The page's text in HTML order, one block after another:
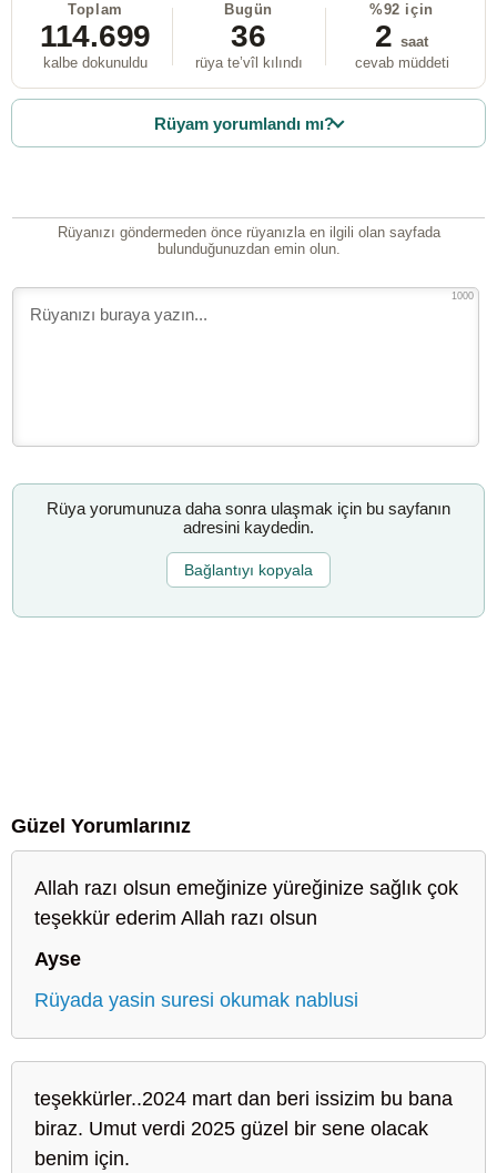
Toplam
114.699
kalbe dokunuldu
Bugün
36
rüya te’vîl kılındı
%92 için
2 saat
cevab müddeti
Rüyam yorumlandı mı?
Rüyanızı göndermeden önce rüyanızla en ilgili olan sayfada
bulunduğunuzdan emin olun.
1000
Rüya yorumunuza daha sonra ulaşmak için bu sayfanın
adresini kaydedin.
Bağlantıyı kopyala
Güzel Yorumlarınız
Allah razı olsun emeğinize yüreğinize sağlık çok
teşekkür ederim Allah razı olsun
Ayse
Rüyada yasin suresi okumak nablusi
teşekkürler..2024 mart dan beri issizim bu bana
biraz. Umut verdi 2025 güzel bir sene olacak
benim için.